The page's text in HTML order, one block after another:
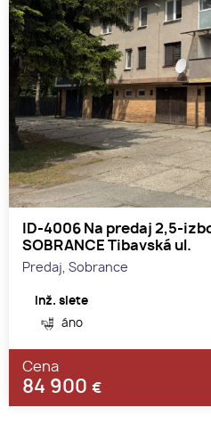
ID-4006 Na predaj 2,5-
SOBRANCE Tibavská ul.
Predaj, Sobrance
Inž. siete
áno
Cena
84 900 €